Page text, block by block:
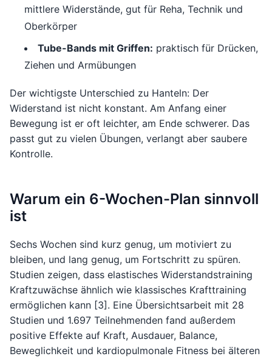
mittlere Widerstände, gut für Reha, Technik und
Oberkörper
Tube-Bands mit Griffen: praktisch für Drücken,
Ziehen und Armübungen
Der wichtigste Unterschied zu Hanteln: Der
Widerstand ist nicht konstant. Am Anfang einer
Bewegung ist er oft leichter, am Ende schwerer. Das
passt gut zu vielen Übungen, verlangt aber saubere
Kontrolle.
Warum ein 6-Wochen-Plan sinnvoll
ist
Sechs Wochen sind kurz genug, um motiviert zu
bleiben, und lang genug, um Fortschritt zu spüren.
Studien zeigen, dass elastisches Widerstandstraining
Kraftzuwächse ähnlich wie klassisches Krafttraining
ermöglichen kann [3]. Eine Übersichtsarbeit mit 28
Studien und 1.697 Teilnehmenden fand außerdem
positive Effekte auf Kraft, Ausdauer, Balance,
Beweglichkeit und kardiopulmonale Fitness bei älteren